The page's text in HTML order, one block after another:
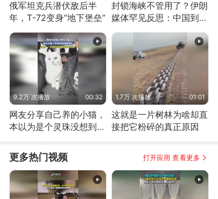
俄军坦克兵潜伏敌后半
年，T-72变身“地下堡垒”
封锁海峡不管用了？伊朗
媒体罕见反思：中国到底
9.2万 次播放 00:32
网友分享自己养的小猫，
本以为是个灵珠没想到是
1.7万 次播放 01:01
这就是一片树林为啥却直
接把它粉碎的真正原因
更多热门视频 打开应用 查看更多